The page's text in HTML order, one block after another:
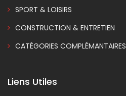
SPORT & LOISIRS
CONSTRUCTION & ENTRETIEN
CATÉGORIES COMPLÉMANTAIRES
Liens Utiles